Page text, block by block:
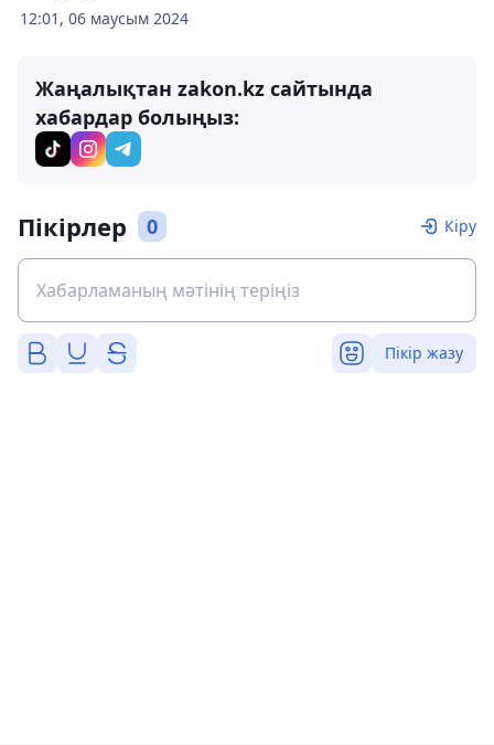
12:01, 06 маусым 2024
Жаңалықтан zakon.kz сайтында
хабардар болыңыз:
Пікірлер 0 Кіру
Пікір жазу